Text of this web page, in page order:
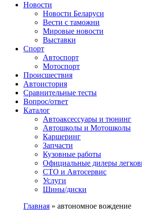
Сайт про автомобили
Новости
Новости Беларуси
Вести с таможни
Мировые новости
Выставки
Спорт
Автоспорт
Мотоспорт
Происшествия
Автоистория
Сравнительные тесты
Вопрос/ответ
Каталог
Автоакcессуары и тюнинг
Автошколы и Мотошколы
Каршеринг
Запчасти
Кузовные работы
Официальные дилеры
СТО и Автосервис
Услуги
Шины/диски
Главная » автономное вождение